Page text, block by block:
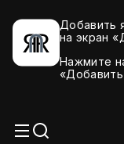
Добавить
на экран
Нажмите
«Добавить